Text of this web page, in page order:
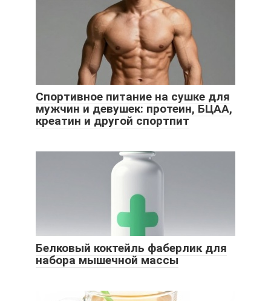
Спортивное питание на сушке для
мужчин и девушек: протеин, БЦАА,
креатин и другой спортпит
Белковый коктейль фаберлик для
набора мышечной массы